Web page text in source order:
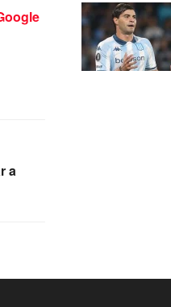
a